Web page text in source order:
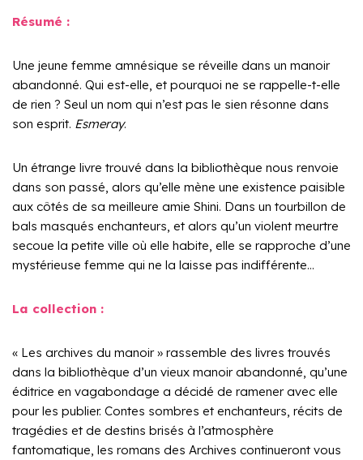
Résumé :
Une jeune femme amnésique se réveille dans un manoir
abandonné. Qui est-elle, et pourquoi ne se rappelle-t-elle
de rien ? Seul un nom qui n’est pas le sien résonne dans
son esprit. Esmeray.
Un étrange livre trouvé dans la bibliothèque nous renvoie
dans son passé, alors qu’elle mène une existence paisible
aux côtés de sa meilleure amie Shini. Dans un tourbillon de
bals masqués enchanteurs, et alors qu’un violent meurtre
secoue la petite ville où elle habite, elle se rapproche d’une
mystérieuse femme qui ne la laisse pas indifférente…
La collection :
« Les archives du manoir » rassemble des livres trouvés
dans la bibliothèque d’un vieux manoir abandonné, qu’une
éditrice en vagabondage a décidé de ramener avec elle
pour les publier. Contes sombres et enchanteurs, récits de
tragédies et de destins brisés à l’atmosphère
fantomatique, les romans des Archives continueront vous